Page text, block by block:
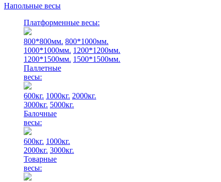
Напольные весы
Платформенные весы:
800*800мм. 800*1000мм.
1000*1000мм. 1200*1200мм.
1200*1500мм. 1500*1500мм.
Паллетные
весы:
600кг. 1000кг. 2000кг.
3000кг. 5000кг.
Балочные
весы:
600кг. 1000кг.
2000кг. 3000кг.
Товарные
весы: